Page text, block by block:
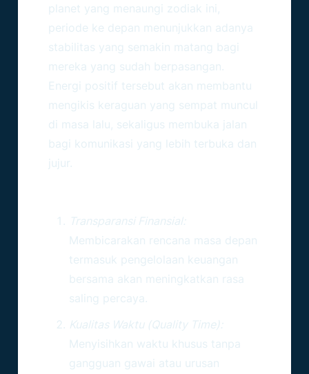
planet yang menaungi zodiak ini,
periode ke depan menunjukkan adanya
stabilitas yang semakin matang bagi
mereka yang sudah berpasangan.
Energi positif tersebut akan membantu
mengikis keraguan yang sempat muncul
di masa lalu, sekaligus membuka jalan
bagi komunikasi yang lebih terbuka dan
jujur.
Transparansi Finansial:
Membicarakan rencana masa depan
termasuk pengelolaan keuangan
bersama akan meningkatkan rasa
saling percaya.
Kualitas Waktu (Quality Time):
Menyisihkan waktu khusus tanpa
gangguan gawai atau urusan